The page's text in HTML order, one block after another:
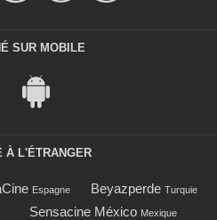
SUR MOBILE
À L'ÉTRANGER
Espagne Beyazperde Turquie
Sensacine México Mexique